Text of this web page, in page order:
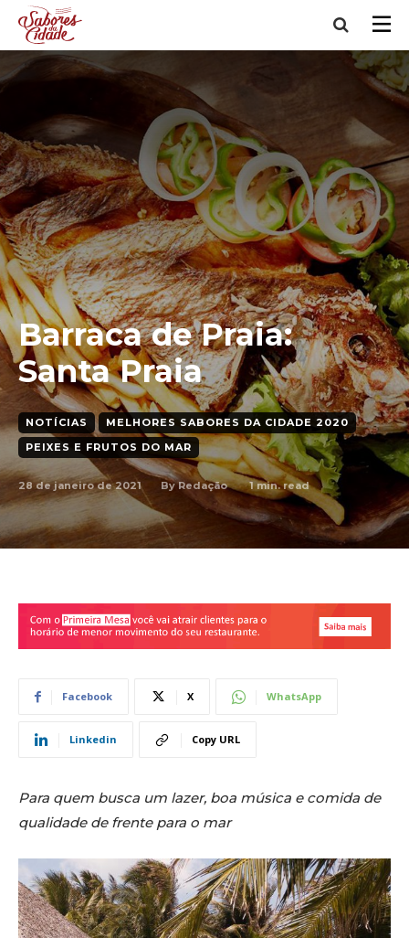
Barraca de Praia:
Santa Praia
NOTÍCIAS
MELHORES SABORES DA CIDADE 2020
PEIXES E FRUTOS DO MAR
28 de janeiro de 2021 By Redação 1min. read
Facebook X WhatsApp
Linkedin Copy URL
Para quem busca um lazer, boa música e comida de
qualidade de frente para o mar